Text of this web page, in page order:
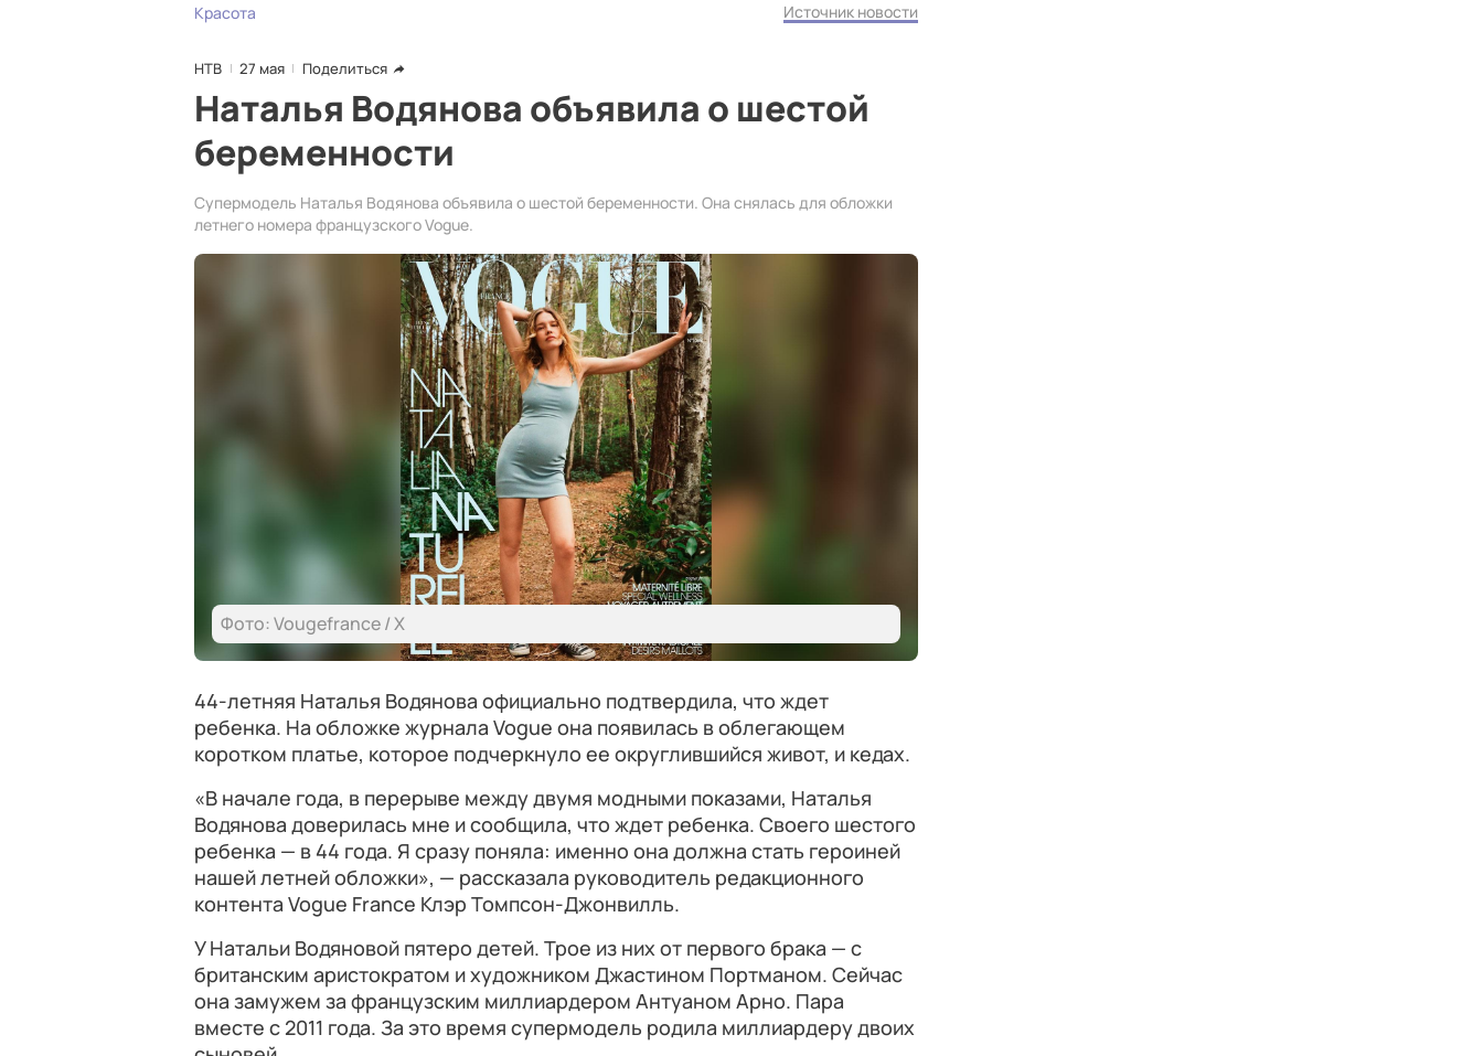
Красота Источник новости
НТВ 27 мая Поделиться
Наталья Водянова объявила о шестой
беременности
Супермодель Наталья Водянова объявила о шестой беременности. Она снялась для обложки
летнего номера французского Vogue.
Фото: Vougefrance / X
44-летняя Наталья Водянова официально подтвердила, что ждет
ребенка. На обложке журнала Vogue она появилась в облегающем
коротком платье, которое подчеркнуло ее округлившийся живот, и кедах.
«В начале года, в перерыве между двумя модными показами, Наталья
Водянова доверилась мне и сообщила, что ждет ребенка. Своего шестого
ребенка — в 44 года. Я сразу поняла: именно она должна стать героиней
нашей летней обложки», — рассказала руководитель редакционного
контента Vogue France Клэр Томпсон-Джонвилль.
У Натальи Водяновой пятеро детей. Трое из них от первого брака — с
британским аристократом и художником Джастином Портманом. Сейчас
она замужем за французским миллиардером Антуаном Арно. Пара
вместе с 2011 года. За это время супермодель родила миллиардеру двоих